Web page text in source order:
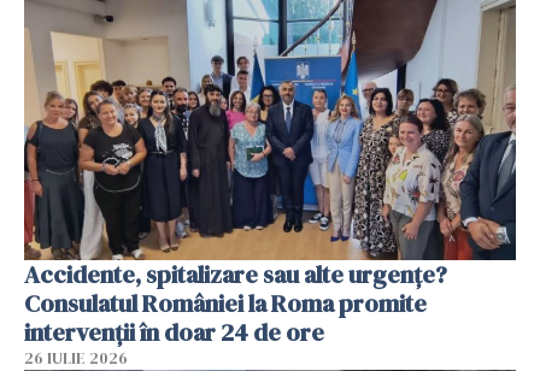
Accidente, spitalizare sau alte urgențe?
Consulatul României la Roma promite
intervenții în doar 24 de ore
26 IULIE 2026